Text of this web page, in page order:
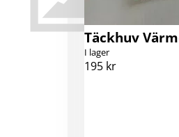
Täckhuv
I lager
195 kr